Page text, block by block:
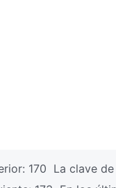
170 La clave